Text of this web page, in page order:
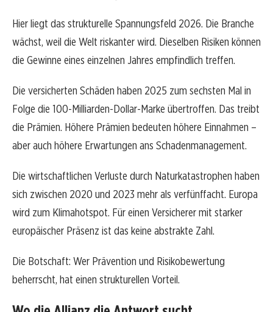
Hier liegt das strukturelle Spannungsfeld 2026. Die Branche
wächst, weil die Welt riskanter wird. Dieselben Risiken können
die Gewinne eines einzelnen Jahres empfindlich treffen.
Die versicherten Schäden haben 2025 zum sechsten Mal in
Folge die 100-Milliarden-Dollar-Marke übertroffen. Das treibt
die Prämien. Höhere Prämien bedeuten höhere Einnahmen –
aber auch höhere Erwartungen ans Schadenmanagement.
Die wirtschaftlichen Verluste durch Naturkatastrophen haben
sich zwischen 2020 und 2023 mehr als verfünffacht. Europa
wird zum Klimahotspot. Für einen Versicherer mit starker
europäischer Präsenz ist das keine abstrakte Zahl.
Die Botschaft: Wer Prävention und Risikobewertung
beherrscht, hat einen strukturellen Vorteil.